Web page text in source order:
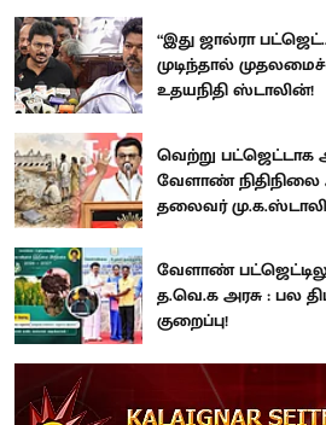
“இது ஜால்ரா
முடிந்தால்
உதயநிதி ஸ்டாலின்!
வெற்று பட்ஜெட்டாக
வேளாண்
தலைவர்
வேளாண்
த.வெ.க அரசு : பல
குறைப்பு!